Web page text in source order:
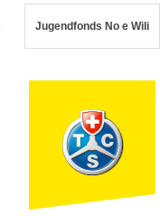
Jugendfonds No e Wili